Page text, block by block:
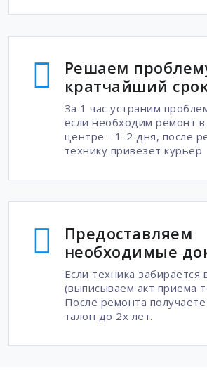
Решаем
кратчайший
За 1 час устраним
если необходим ремонт
центре - 1-2 дня, после
технику привезет курьер
Предоставляем
необходимые
Если техника забирается
(выписываем акт приема
После ремонта
талон до 2х лет.